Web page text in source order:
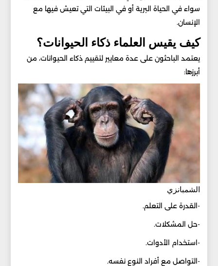
سواء في الحياة البرية أو في البيئات التي تعيش فيها مع
الإنسان.
كيف يقيس العلماء ذكاء الحيوانات؟
يعتمد الباحثون على عدة معايير لتقييم ذكاء الحيوانات، من
أبرزها:
الشمبانزي
-القدرة على التعلم.
-حل المشكلات.
-استخدام الأدوات.
-التواصل مع أفراد النوع نفسه.